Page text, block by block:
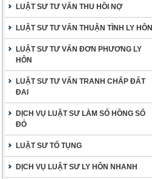
LUẬT SƯ TƯ VẤN THU HỒI NỢ
LUẬT SƯ TƯ VẤN THUẬN TÌNH LY HÔN
LUẬT SƯ TƯ VẤN ĐƠN PHƯƠNG LY
HÔN
LUẬT SƯ TƯ VẤN TRANH CHẤP ĐẤT
ĐAI
DỊCH VỤ LUẬT SƯ LÀM SỔ HỒNG SỔ
ĐỎ
LUẬT SƯ TỐ TỤNG
DỊCH VỤ LUẬT SƯ LY HÔN NHANH